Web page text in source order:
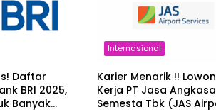
Daftar
BRI 2025,
Banyak
Internasional
Karier Menarik !!
Kerja PT Jasa Angkasa
Semesta Tbk (JAS